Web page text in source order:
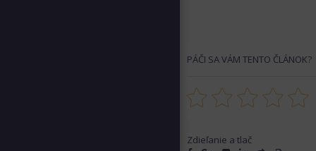
PÁČI SA VÁM TENTO ČLÁNOK?
Zdieľanie a tlač